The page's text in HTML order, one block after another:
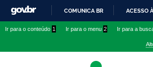
conteúdo
IR
O
COMUNICA BR ACESSO
Ir para o conteúdo 1 Ir para o menu 2 Ir para a